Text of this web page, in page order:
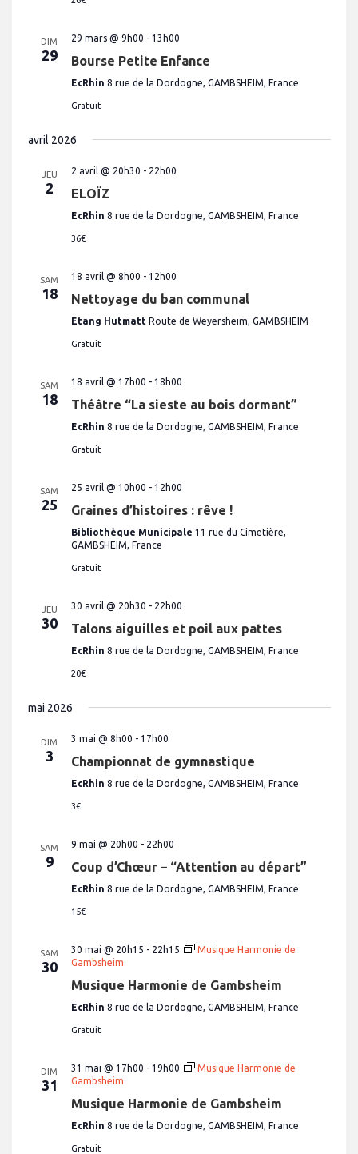
DIM
29
29 mars @ 9h00 - 13h00
Bourse Petite Enfance
EcRhin 8 rue de la Dordogne, GAMBSHEIM, France
Gratuit
avril 2026
JEU
2
2 avril @ 20h30 - 22h00
ELOÏZ
EcRhin 8 rue de la Dordogne, GAMBSHEIM, France
36€
SAM
18
18 avril @ 8h00 - 12h00
Nettoyage du ban communal
Etang Hutmatt Route de Weyersheim, GAMBSHEIM
Gratuit
SAM
18
18 avril @ 17h00 - 18h00
Théâtre “La sieste au bois dormant”
EcRhin 8 rue de la Dordogne, GAMBSHEIM, France
Gratuit
SAM
25
25 avril @ 10h00 - 12h00
Graines d’histoires : rêve !
Bibliothèque Municipale 11 rue du Cimetière,
GAMBSHEIM, France
Gratuit
JEU
30
30 avril @ 20h30 - 22h00
Talons aiguilles et poil aux pattes
EcRhin 8 rue de la Dordogne, GAMBSHEIM, France
20€
mai 2026
DIM
3
3 mai @ 8h00 - 17h00
Championnat de gymnastique
EcRhin 8 rue de la Dordogne, GAMBSHEIM, France
3€
SAM
9
9 mai @ 20h00 - 22h00
Coup d’Chœur – “Attention au départ”
EcRhin 8 rue de la Dordogne, GAMBSHEIM, France
15€
SAM
30
30 mai @ 20h15 - 22h15
Musique Harmonie de
Gambsheim
Musique Harmonie de Gambsheim
EcRhin 8 rue de la Dordogne, GAMBSHEIM, France
Gratuit
DIM
31
31 mai @ 17h00 - 19h00
Musique Harmonie de
Gambsheim
Musique Harmonie de Gambsheim
EcRhin 8 rue de la Dordogne, GAMBSHEIM, France
Gratuit